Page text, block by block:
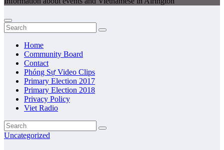
Home
Community Board
Contact
Phóng Sự Video Clips
Primary Election 2017
Primary Election 2018
Privacy Policy
Viet Radio
Uncategorized